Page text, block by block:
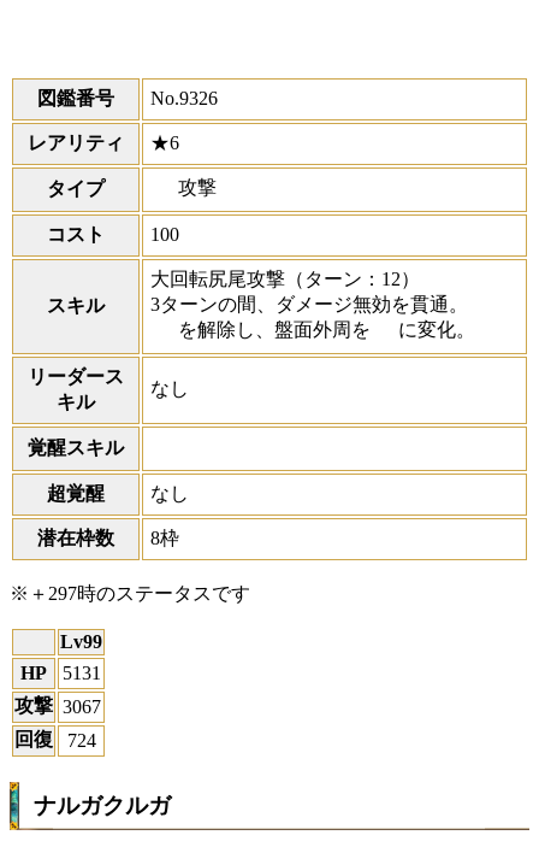
図鑑番号 No.9326
レアリティ ★6
タイプ 攻撃
コスト 100
スキル
大回転尻尾攻撃 （ターン：12）
3ターンの間、ダメージ無効を貫通。
を解除し、盤面外周を
に変化。
リーダース
キル
なし
覚醒スキル
超覚醒 なし
潜在枠数 8枠
※＋297時のステータスです
Lv99
HP
5131
攻撃 3067
回復
724
ナルガクルガ